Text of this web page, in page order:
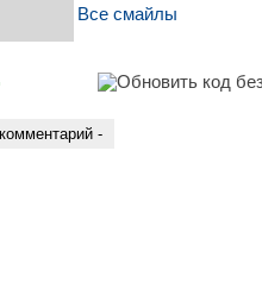
Все смайлы